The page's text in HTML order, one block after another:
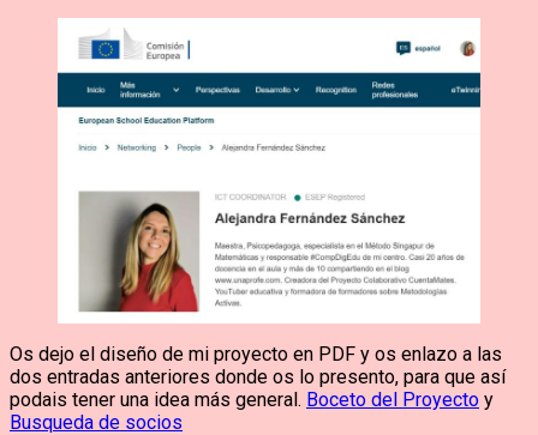
Os dejo el diseño de mi proyecto en PDF y os enlazo a las
dos entradas anteriores donde os lo presento, para que así
podais tener una idea más general. Boceto del Proyecto y
Busqueda de socios